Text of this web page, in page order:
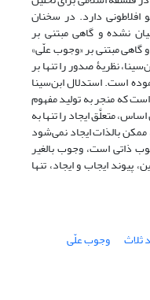
دارد. در سخنان
نشده و گاهی مبتنی بر
مبتنی بر «وجوب علّی»
نظریۀ صدور را تنها بر
است. استدلال ابن‌سینا
که منجر به تولید مفهوم
متعلَّق ایجاد را تنها به
بالذات ایجاد نمی‌شود
ذاتی است، وجوب بالغیر
پیوند ایجاب و ایجاد، تنها
ثلاث
وجوب علّی